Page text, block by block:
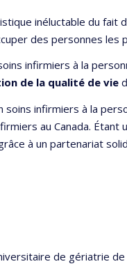
inéluctable du fait
des personnes les
infirmiers à la
de la qualité de vie
soins infirmiers à la
au Canada. Étant
à un partenariat
de gériatrie